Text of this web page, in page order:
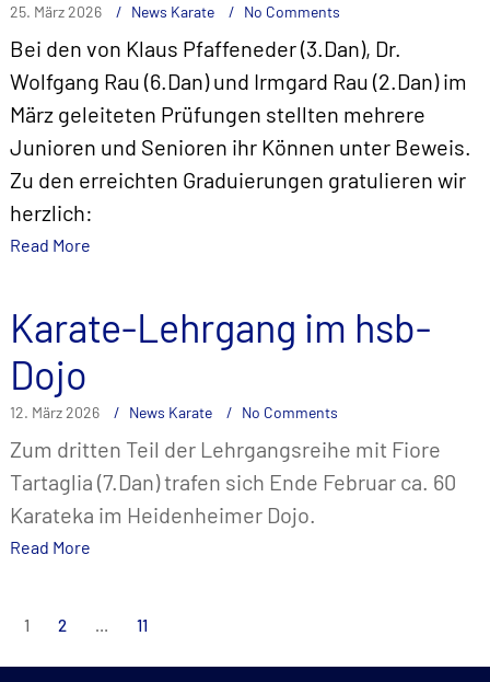
25. März 2026 News Karate No Comments
Bei den von Klaus Pfaffeneder (3.Dan), Dr.
Wolfgang Rau (6.Dan) und Irmgard Rau (2.Dan) im
März geleiteten Prüfungen stellten mehrere
Junioren und Senioren ihr Können unter Beweis.
Zu den erreichten Graduierungen gratulieren wir
herzlich:
Read More
Karate-Lehrgang im hsb-
Dojo
12. März 2026 News Karate No Comments
Zum dritten Teil der Lehrgangsreihe mit Fiore
Tartaglia (7.Dan) trafen sich Ende Februar ca. 60
Karateka im Heidenheimer Dojo.
Read More
Seitennummerierung
der
1 2 11